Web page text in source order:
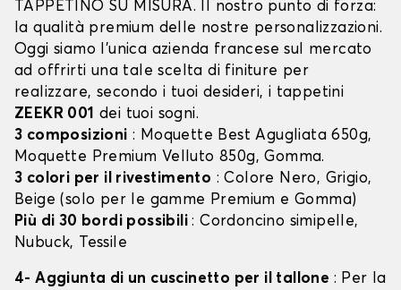
TAPPETINO SU MISURA. Il nostro punto di forza:
la qualità premium delle nostre personalizzazioni.
Oggi siamo l’unica azienda francese sul mercato
ad offrirti una tale scelta di finiture per
realizzare, secondo i tuoi desideri, i tappetini
ZEEKR 001 dei tuoi sogni.
3 composizioni : Moquette Best Agugliata 650g,
Moquette Premium Velluto 850g, Gomma.
3 colori per il rivestimento : Colore Nero, Grigio,
Beige (solo per le gamme Premium e Gomma)
Più di 30 bordi possibili: Cordoncino simipelle,
Nubuck, Tessile
4- Aggiunta di un cuscinetto per il tallone : Per la